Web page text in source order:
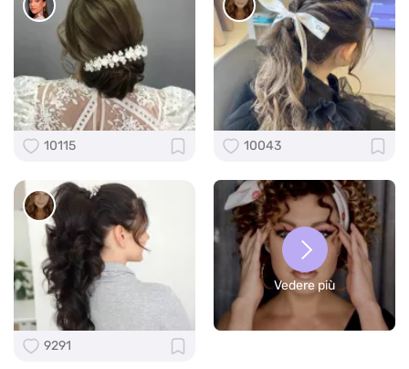
10115 10043
9291
Vedere più